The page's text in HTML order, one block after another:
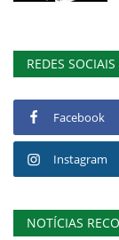
REDES SOCIAIS
Facebook
Instagram
NOTÍCIAS